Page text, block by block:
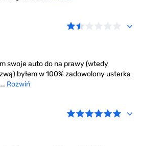
swoje auto do na prawy (wtedy
byłem w 100% zadowolony usterka
Rozwiń